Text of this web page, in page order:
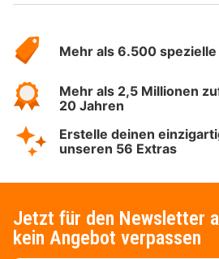
Hotelspecials
Mehr als 6.500
Mehr als 2,5 Millionen
20 Jahren
Erstelle deinen
unseren 56 Extras
Jetzt für den Newsletter
kein Angebot verpassen